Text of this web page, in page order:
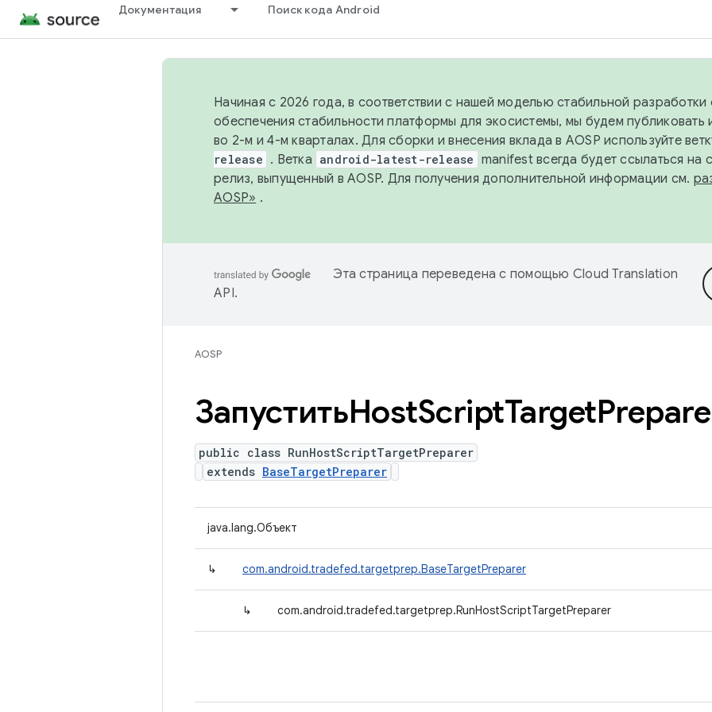
Документация Поиск кода Android
Начиная с 2026 года, в соответствии с нашей моделью стабильной разработки
обеспечения стабильности платформы для экосистемы, мы будем публиковать
во 2-м и 4-м кварталах. Для сборки и внесения вклада в AOSP используйте
release . Ветка android-latest-release manifest всегда будет ссылаться на
релиз, выпущенный в AOSP. Для получения дополнительной информации см.
AOSP» .
Эта страница переведена с помощью Cloud Translation
API.
AOSP
ЗапуститьHostScriptTarget
public class RunHostScriptTargetPreparer
extends BaseTargetPreparer
java.lang.Объект
↳ com.android.tradefed.targetprep.BaseTargetPreparer
↳ com.android.tradefed.targetprep.RunHostScriptTargetPreparer